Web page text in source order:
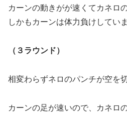
カーンの動きがが速くてカネロ
しかもカーンは体力負けしていま
（３ラウンド）
相変わらずネロのパンチが空を
カーンの足が速いので、カネロ